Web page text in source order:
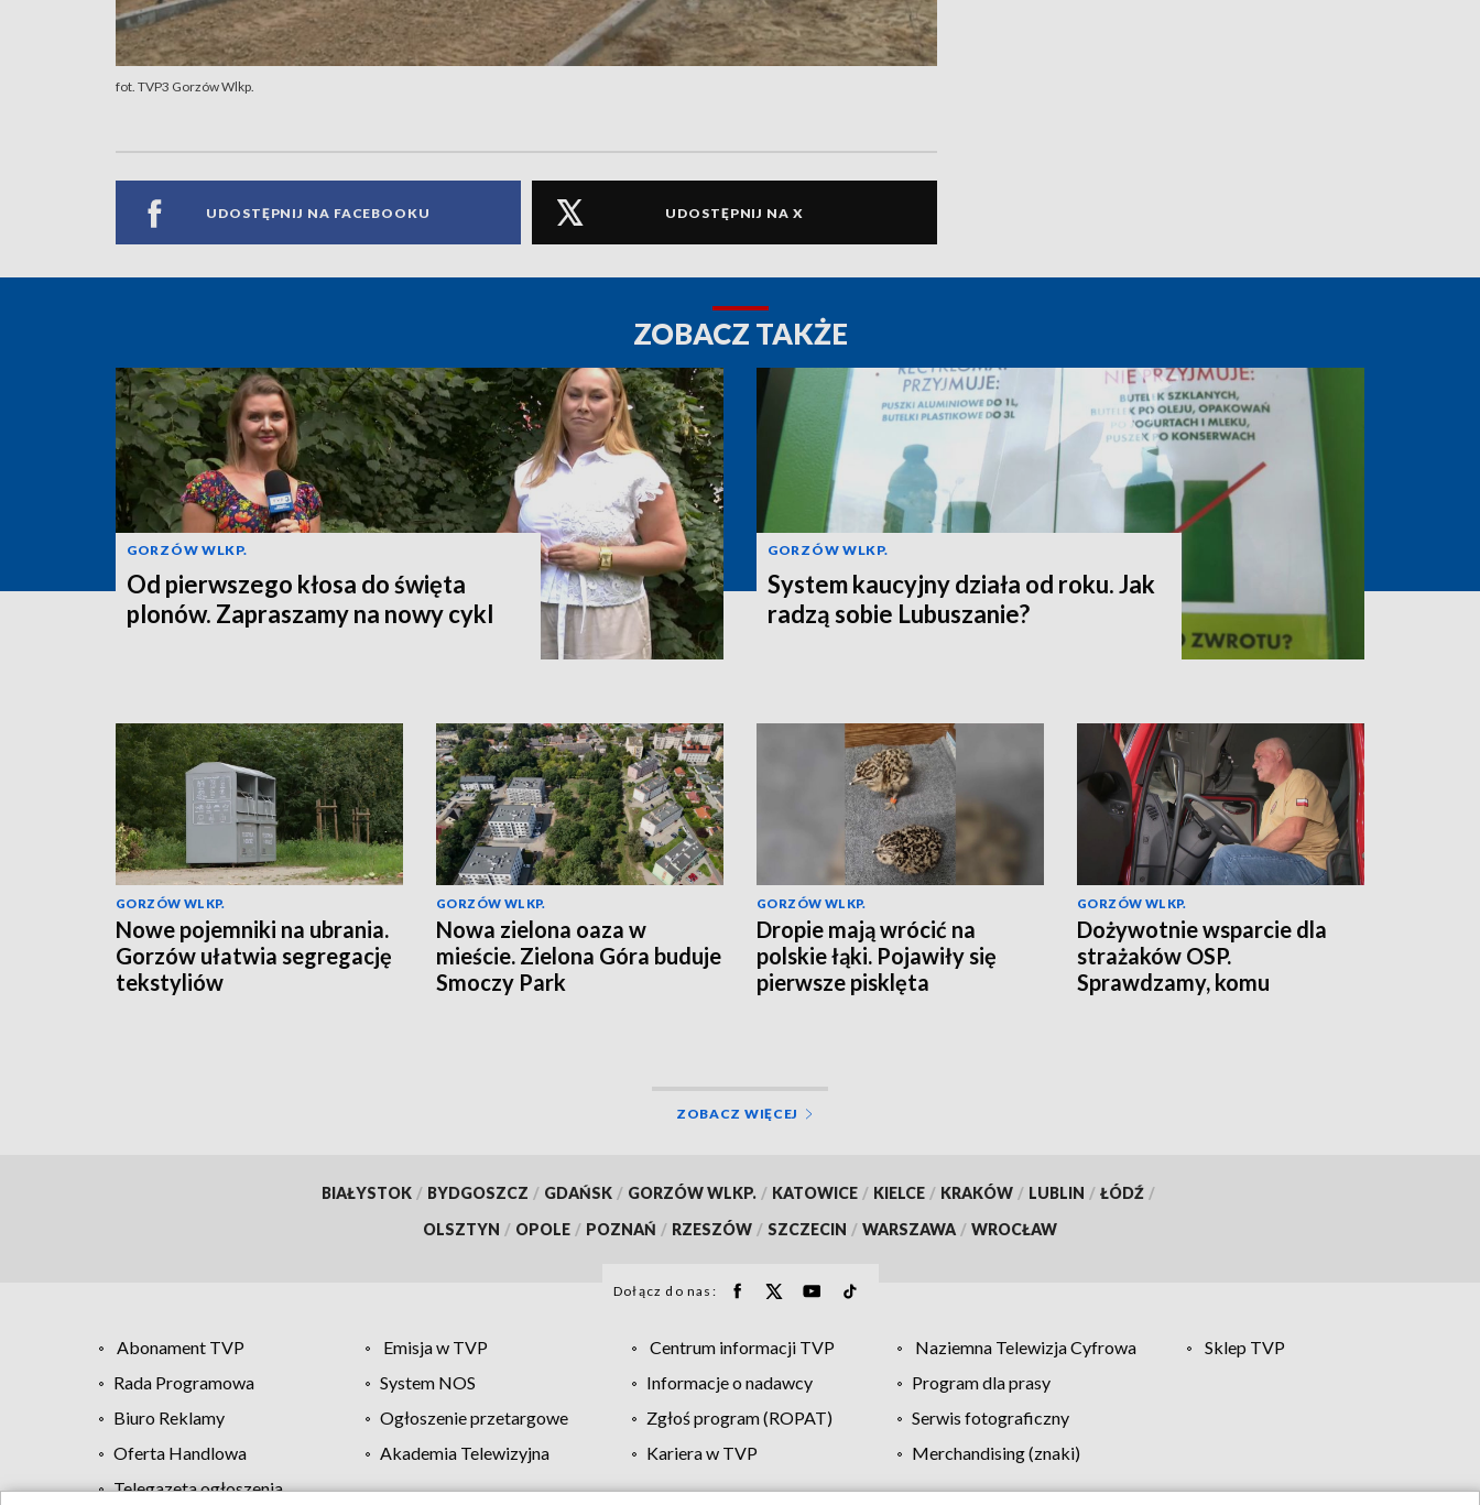
fot. TVP3 Gorzów Wlkp.
UDOSTĘPNIJ NA FACEBOOKU UDOSTĘPNIJ NA X
ZOBACZ TAKŻE
GORZÓW WLKP.
Od pierwszego kłosa do święta
plonów. Zapraszamy na nowy cykl
GORZÓW WLKP.
System kaucyjny działa od roku. Jak
radzą sobie Lubuszanie?
GORZÓW WLKP.
Nowe pojemniki na ubrania.
Gorzów ułatwia segregację
tekstyliów
GORZÓW WLKP.
Nowa zielona oaza w
mieście. Zielona Góra buduje
Smoczy Park
GORZÓW WLKP.
Dropie mają wrócić na
polskie łąki. Pojawiły się
pierwsze pisklęta
GORZÓW WLKP.
Dożywotnie wsparcie dla
strażaków OSP.
Sprawdzamy, komu
ZOBACZ WIĘCEJ
BIAŁYSTOK / BYDGOSZCZ / GDAŃSK / GORZÓW WLKP. / KATOWICE / KIELCE / KRAKÓW / LUBLIN / ŁÓDŹ /
OLSZTYN / OPOLE / POZNAŃ / RZESZÓW / SZCZECIN / WARSZAWA / WROCŁAW
Dołącz do nas:
Abonament TVP Emisja w TVP Centrum informacji TVP Naziemna Telewizja Cyfrowa
Sklep TVP
Rada Programowa
System NOS Informacje o nadawcy
Program dla prasy
Biuro Reklamy
Ogłoszenie przetargowe Zgłoś program (ROPAT)
Serwis fotograficzny
Oferta Handlowa
Akademia Telewizyjna Kariera w TVP
Merchandising (znaki)
Telegazeta ogłoszenia